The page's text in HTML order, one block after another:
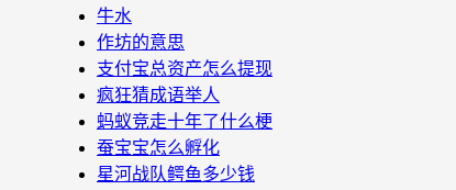
牛水
作坊的意思
支付宝总资产怎么提现
疯狂猜成语举人
蚂蚁竞走十年了什么梗
蚕宝宝怎么孵化
星河战队鳄鱼多少钱